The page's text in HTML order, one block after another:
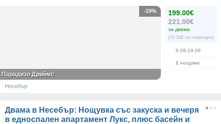
199.00€
221.00€
за двама
(70.50€ на човек/ден)
9.08-19.09
1 нощувка
-10%
Парадизо Дриймс
Несебър
Двама в Несебър: Нощувка със закуска и вечеря
в едноспален апартамент Лукс, плюс басейн и